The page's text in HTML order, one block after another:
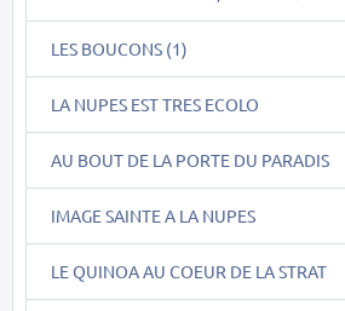
LES BOUCONS (1)
LA NUPES EST TRES ECOLO
AU BOUT DE LA PORTE DU PARADIS
IMAGE SAINTE A LA NUPES
LE QUINOA AU COEUR DE LA STRAT